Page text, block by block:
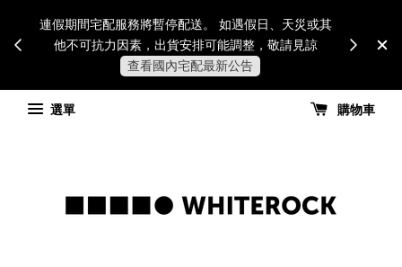
連假期間宅配服務將暫停配送。 如遇假日、天災或其
他不可抗力因素，出貨安排可能調整，敬請見諒
查看國內宅配最新公告
for all
國
選單
購物車